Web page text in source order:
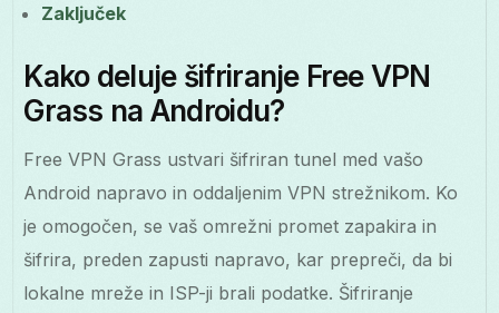
Zaključek
Kako deluje šifriranje Free VPN
Grass na Androidu?
Free VPN Grass ustvari šifriran tunel med vašo
Android napravo in oddaljenim VPN strežnikom. Ko
je omogočen, se vaš omrežni promet zapakira in
šifrira, preden zapusti napravo, kar prepreči, da bi
lokalne mreže in ISP-ji brali podatke. Šifriranje